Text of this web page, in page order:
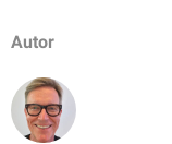
Autor